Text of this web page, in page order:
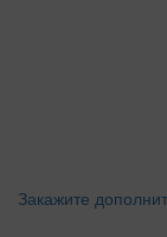
Закажите